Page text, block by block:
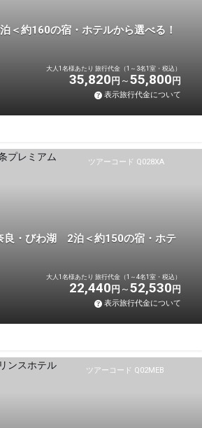
約160の宿・ホテルから選べる！
大人1名様あたり 旅行代金（1～3名1室・税込）
35,820 円 55,800 円
表示旅行代金について
ツアーコード Q028XA
・びわ湖 2泊＜約150の宿・ホテ
大人1名様あたり 旅行代金（1～4名1室・税込）
22,440 円 52,530 円
表示旅行代金について
ツアーコード Q02MEB